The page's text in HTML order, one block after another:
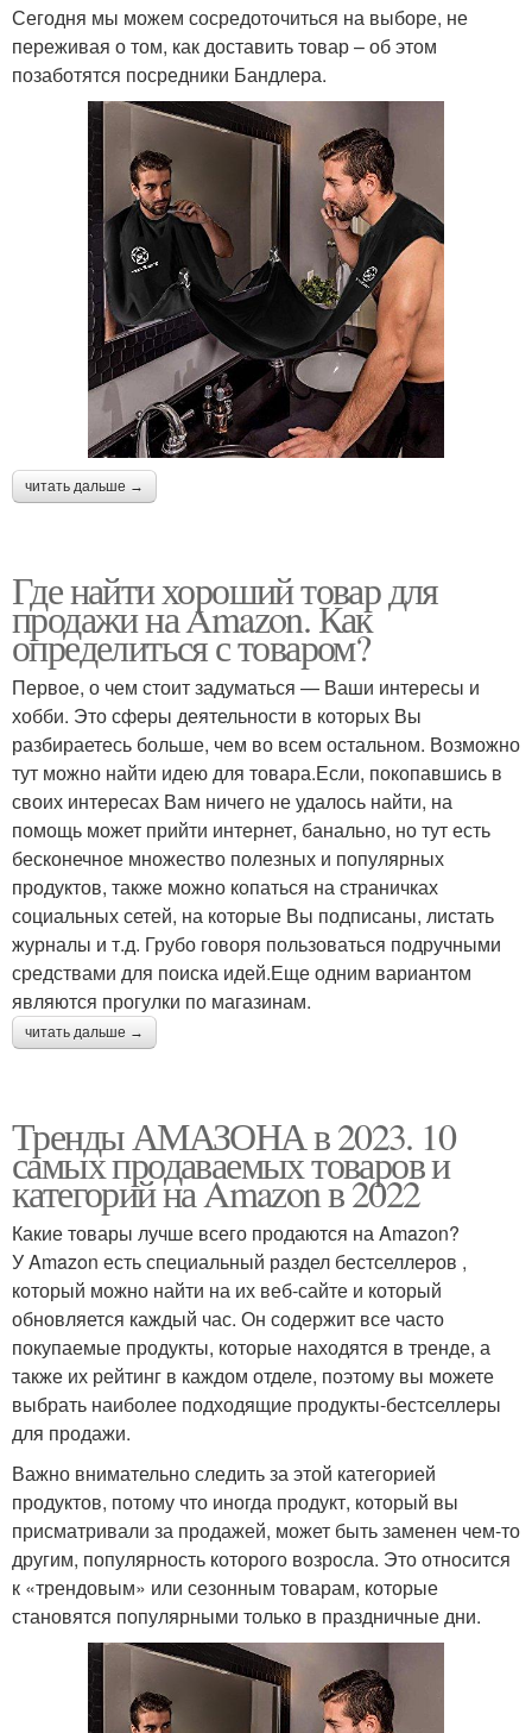
Сегодня мы можем сосредоточиться на выборе, не
переживая о том, как доставить товар – об этом
позаботятся посредники Бандлера.
читать дальше →
Где найти хороший товар для
продажи на Amazon. Как
определиться с товаром?
Первое, о чем стоит задуматься — Ваши интересы и
хобби. Это сферы деятельности в которых Вы
разбираетесь больше, чем во всем остальном. Возможно
тут можно найти идею для товара.Если, покопавшись в
своих интересах Вам ничего не удалось найти, на
помощь может прийти интернет, банально, но тут есть
бесконечное множество полезных и популярных
продуктов, также можно копаться на страничках
социальных сетей, на которые Вы подписаны, листать
журналы и т.д. Грубо говоря пользоваться подручными
средствами для поиска идей.Еще одним вариантом
являются прогулки по магазинам.
читать дальше →
Тренды АМАЗОНА в 2023. 10
самых продаваемых товаров и
категорий на Amazon в 2022
Какие товары лучше всего продаются на Amazon?
У Amazon есть специальный раздел бестселлеров ,
который можно найти на их веб-сайте и который
обновляется каждый час. Он содержит все часто
покупаемые продукты, которые находятся в тренде, а
также их рейтинг в каждом отделе, поэтому вы можете
выбрать наиболее подходящие продукты-бестселлеры
для продажи.
Важно внимательно следить за этой категорией
продуктов, потому что иногда продукт, который вы
присматривали за продажей, может быть заменен чем-то
другим, популярность которого возросла. Это относится
к «трендовым» или сезонным товарам, которые
становятся популярными только в праздничные дни.